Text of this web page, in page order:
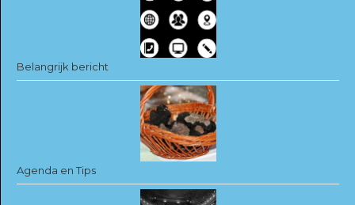
Belangrijk bericht
Agenda en Tips